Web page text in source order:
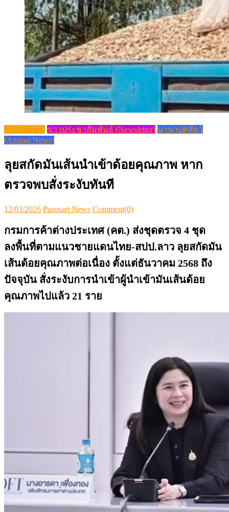
ข่าว (News) ข่าวประชาสัมพันธ์ (Newsletter) นานาปศุสัตว์
(Animal News)
ลุยสกัดมันเส้นนำเข้าด้อยคุณภาพ หาก
ตรวจพบสั่งระงับทันที
Posted
12/03/2026 Author
Pasusart News Comment(0)
กรมการค้าต่างประเทศ (คต.) ส่งชุดตรวจ 4 ชุด
ลงพื้นที่ตามแนวชายแดนไทย-สปป.ลาว ลุยสกัดมัน
เส้นด้อยคุณภาพต่อเนื่อง ตั้งแต่ธันวาคม 2568 ถึง
ปัจจุบัน สั่งระงับการนำเข้าผู้นำเข้ามันเส้นด้อย
คุณภาพไปแล้ว 21 ราย